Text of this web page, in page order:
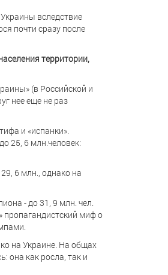
вследствие
почти сразу после
территории,
(в Российской и
нее еще не раз
и «испанки».
25, 6 млн.человек:
6 млн., однако на
- до 31, 9 млн. чел.
пропагандистский миф о
на Украине. На общах
она как росла, так и